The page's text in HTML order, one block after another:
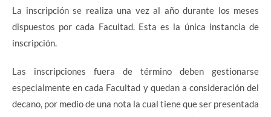
La inscripción se realiza una vez al año durante los meses
dispuestos por cada Facultad. Esta es la única instancia de
inscripción.
Las inscripciones fuera de término deben gestionarse
especialmente en cada Facultad y quedan a consideración del
decano, por medio de una nota la cual tiene que ser presentada